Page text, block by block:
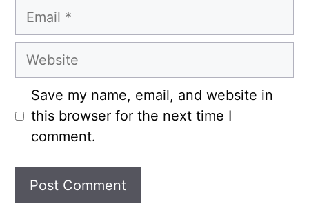
Email
Website
Save my name, email, and website in
this browser for the next time I
comment.